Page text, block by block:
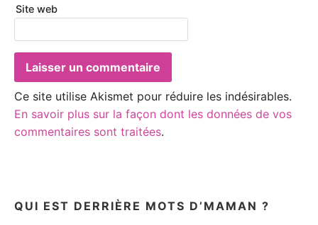
Site web
Ce site utilise Akismet pour réduire les indésirables.
En savoir plus sur la façon dont les données de vos
commentaires sont traitées.
QUI EST DERRIÈRE MOTS D’MAMAN ?